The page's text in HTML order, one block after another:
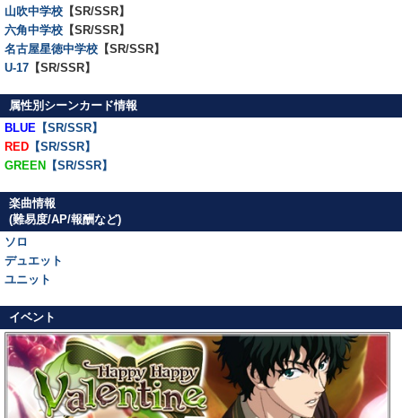
山吹中学校 【SR/SSR】
六角中学校 【SR/SSR】
名古屋星徳中学校 【SR/SSR】
U-17 【SR/SSR】
属性別シーンカード情報
BLUE 【SR/SSR】
RED 【SR/SSR】
GREEN 【SR/SSR】
楽曲情報
(難易度/AP/報酬など)
ソロ
デュエット
ユニット
イベント